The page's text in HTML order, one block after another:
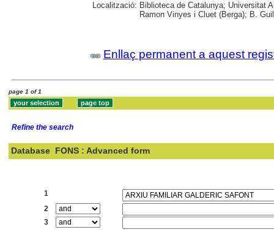
Localització: Biblioteca de Catalunya; Universitat
Ramon Vinyes i Cluet (Berga); B.
Enllaç permanent a aquest
page 1 of 1
Refine the search
Database FONS : Advanced form
1
2
3